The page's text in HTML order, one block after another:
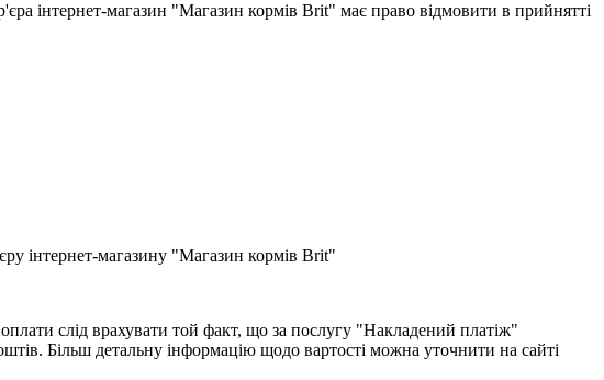
інтернет-магазин "Магазин кормів Brit" має право відмовити в прийнятті
інтернет-магазину "Магазин кормів Brit"
слід врахувати той факт, що за послугу "Накладений платіж"
Більш детальну інформацію щодо вартості можна уточнити на сайті